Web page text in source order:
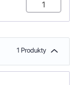
1 Produkty